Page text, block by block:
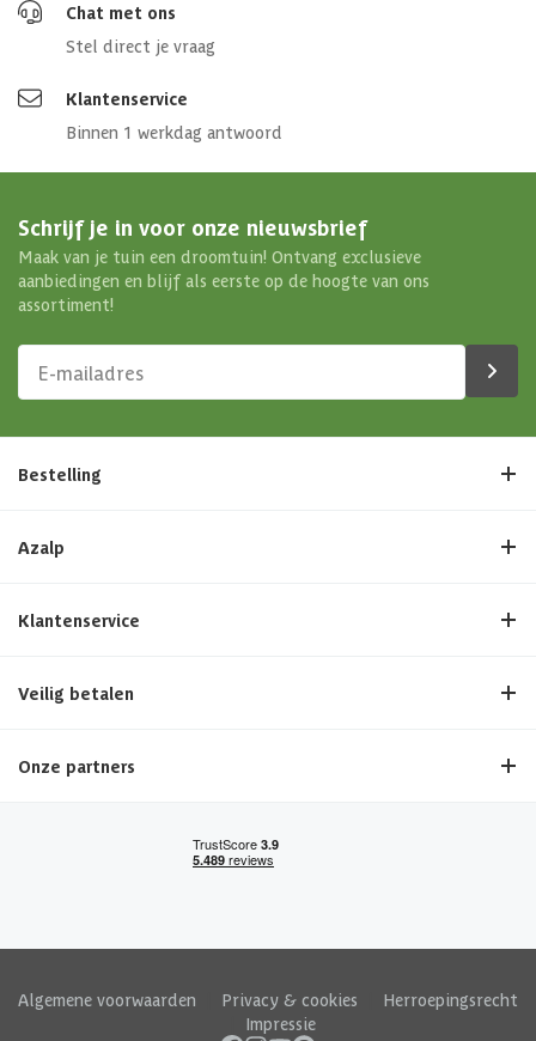
Chat met ons
Stel direct je vraag
Klantenservice
Binnen 1 werkdag antwoord
Schrijf je in voor onze nieuwsbrief
Maak van je tuin een droomtuin! Ontvang exclusieve
aanbiedingen en blijf als eerste op de hoogte van ons
assortiment!
Bestelling
Azalp
Klantenservice
Veilig betalen
Onze partners
Algemene voorwaarden Privacy & cookies
Herroepingsrecht
Impressie